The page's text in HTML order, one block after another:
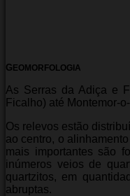
G EOMORFOLOGIA
As Serras da Adiça e
Ficalho) até Montemor-
Os relevos estão
ao centro, o
mais importantes são
inúmeros veios de
quartzitos, em
abruptas.